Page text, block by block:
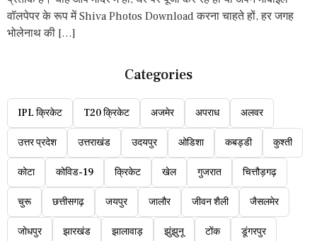
वॉलपेपर के रूप में Shiva Photos Download करना चाहते हों, हर जगह
भोलेनाथ की […]
Categories
IPL क्रिकेट T20 क्रिकेट अजमेर अपराध अलवर
उत्तर प्रदेश उत्तराखंड उदयपुर ओडिशा कबड्डी कुश्ती
कोटा कोविड-19 क्रिकेट खेल गुजरात चित्तौड़गढ़
चुरू छत्तीसगढ़ जयपुर जालौर जीवन शैली जैसलमेर
जोधपुर झारखंड झालावाड़ झुंझुनू टोंक डूंगरपुर